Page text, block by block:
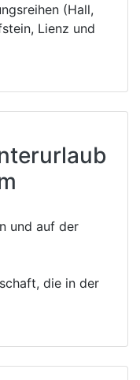
(Hall,
Lienz und
und auf der
die in der